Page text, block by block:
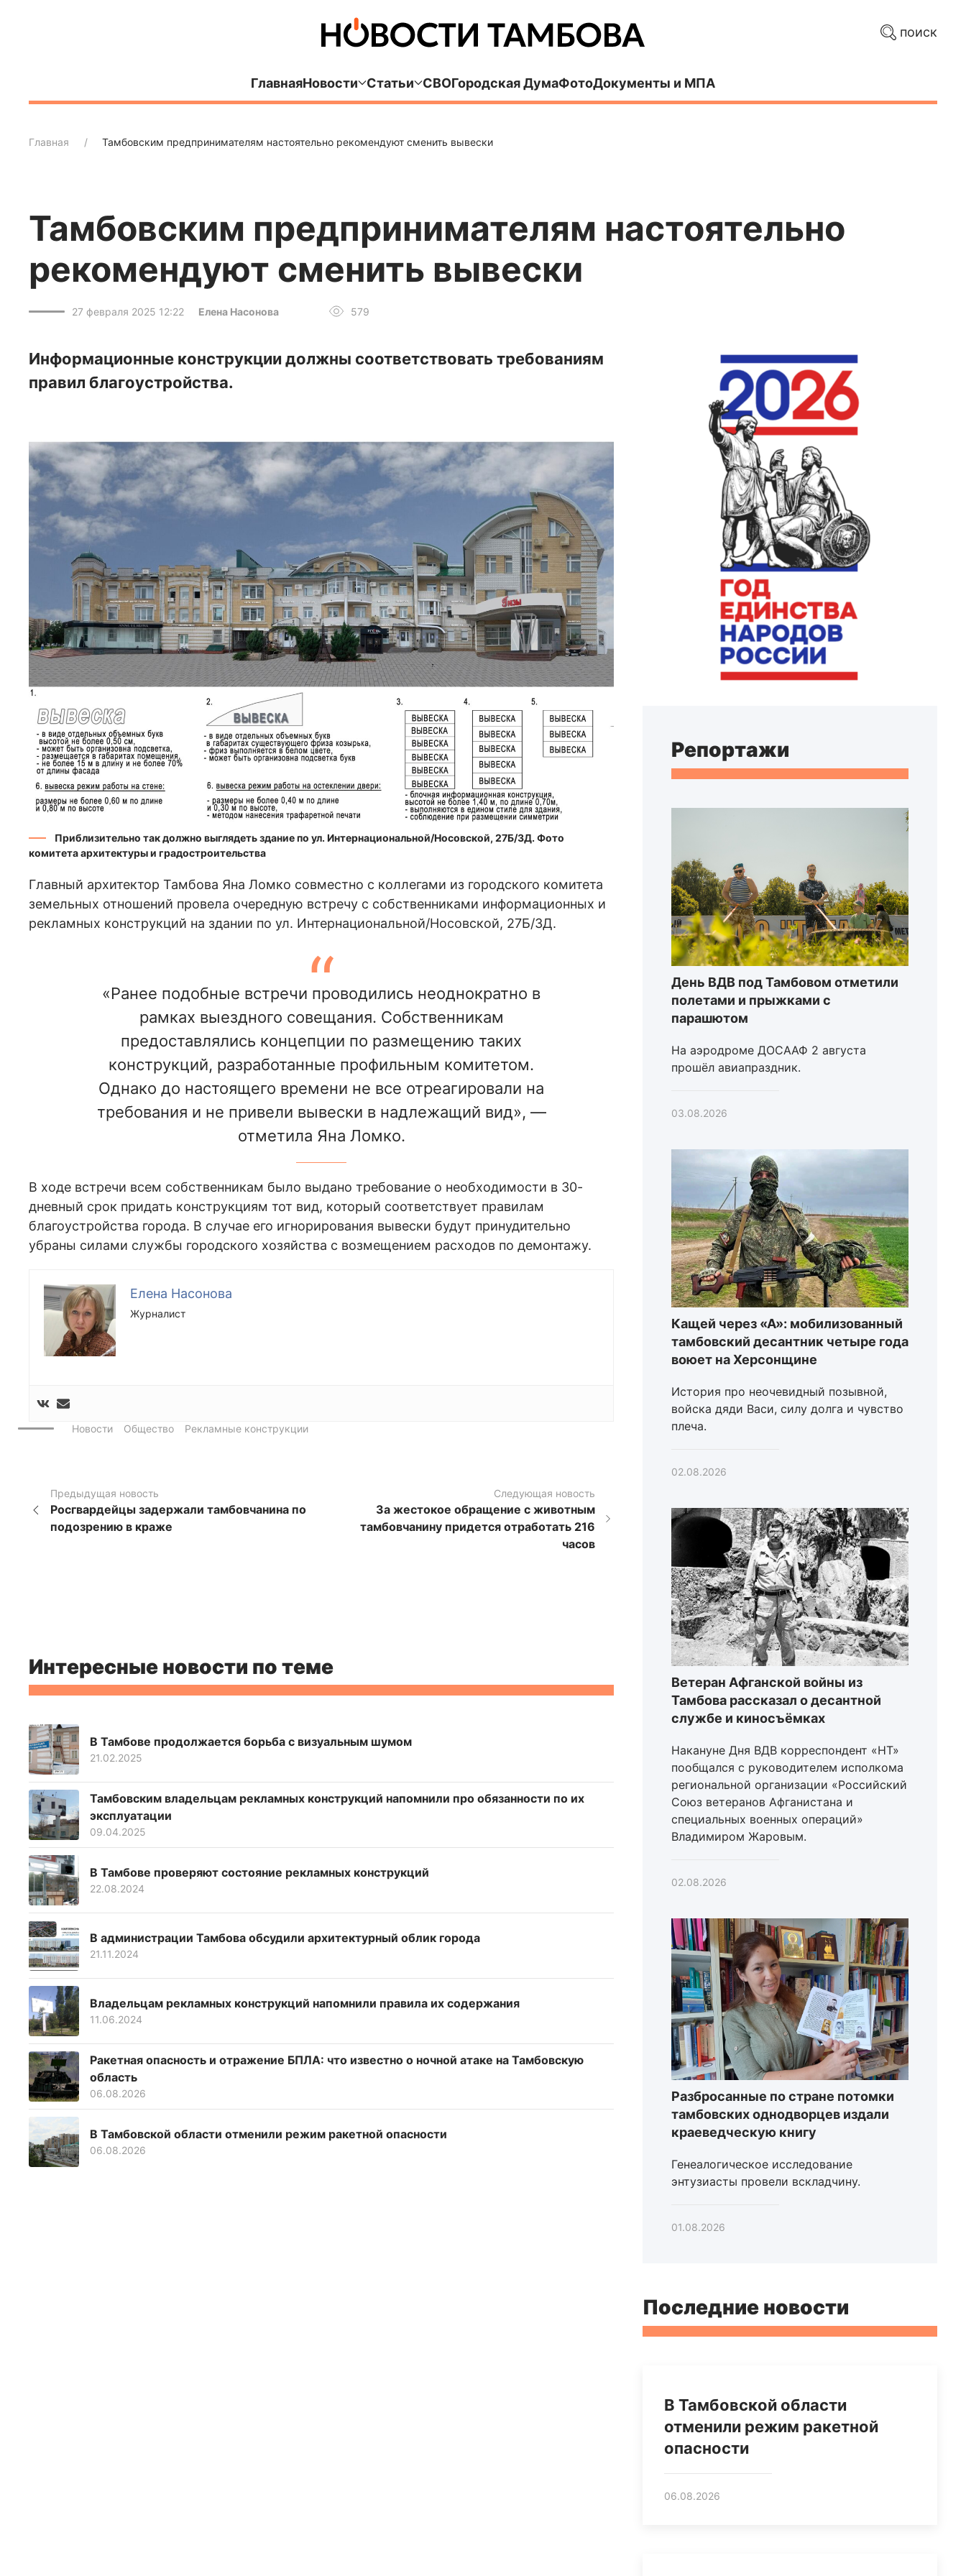
поиск
ГлавнаяНовости Статьи СВОГородская ДумаФотоДокументы и МПА
Главная Тамбовским предпринимателям настоятельно рекомендуют сменить вывески
Тамбовским предпринимателям настоятельно
рекомендуют сменить вывески
27 февраля 2025 12:22 Елена Насонова 579
Информационные конструкции должны соответствовать требованиям
правил благоустройства.
Приблизительно так должно выглядеть здание по ул. Интернациональной/Носовской, 27Б/3Д. Фото
комитета архитектуры и градостроительства
Главный архитектор Тамбова Яна Ломко совместно с коллегами из городского комитета
земельных отношений провела очередную встречу с собственниками информационных и
рекламных конструкций на здании по ул. Интернациональной/Носовской, 27Б/3Д.
«Ранее подобные встречи проводились неоднократно в
рамках выездного совещания. Собственникам
предоставлялись концепции по размещению таких
конструкций, разработанные профильным комитетом.
Однако до настоящего времени не все отреагировали на
требования и не привели вывески в надлежащий вид», —
отметила Яна Ломко.
В ходе встречи всем собственникам было выдано требование о необходимости в 30-
дневный срок придать конструкциям тот вид, который соответствует правилам
благоустройства города. В случае его игнорирования вывески будут принудительно
убраны силами службы городского хозяйства с возмещением расходов по демонтажу.
Елена Насонова
Журналист
Новости Общество Рекламные конструкции
Предыдущая новость
Росгвардейцы задержали тамбовчанина по
подозрению в краже
Следующая новость
За жестокое обращение с животным
тамбовчанину придется отработать 216
часов
Интересные новости по теме
В Тамбове продолжается борьба с визуальным шумом
21.02.2025
Тамбовским владельцам рекламных конструкций напомнили про обязанности по их
эксплуатации
09.04.2025
В Тамбове проверяют состояние рекламных конструкций
22.08.2024
В администрации Тамбова обсудили архитектурный облик города
21.11.2024
Владельцам рекламных конструкций напомнили правила их содержания
11.06.2024
Ракетная опасность и отражение БПЛА: что известно о ночной атаке на Тамбовскую
область
06.08.2026
В Тамбовской области отменили режим ракетной опасности
06.08.2026
Репортажи
День ВДВ под Тамбовом отметили
полетами и прыжками с
парашютом
На аэродроме ДОСААФ 2 августа
прошёл авиапраздник.
03.08.2026
Кащей через «А»: мобилизованный
тамбовский десантник четыре года
воюет на Херсонщине
История про неочевидный позывной,
войска дяди Васи, силу долга и чувство
плеча.
02.08.2026
Ветеран Афганской войны из
Тамбова рассказал о десантной
службе и киносъёмках
Накануне Дня ВДВ корреспондент «НТ»
пообщался с руководителем исполкома
региональной организации «Российский
Союз ветеранов Афганистана и
специальных военных операций»
Владимиром Жаровым.
02.08.2026
Разбросанные по стране потомки
тамбовских однодворцев издали
краеведческую книгу
Генеалогическое исследование
энтузиасты провели вскладчину.
01.08.2026
Последние новости
В Тамбовской области
отменили режим ракетной
опасности
06.08.2026